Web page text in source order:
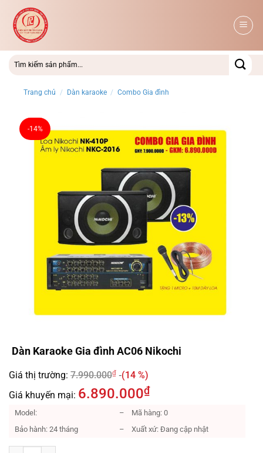
qua
dung
Trang chủ / Dàn karaoke / Combo Gia đình
-14%
Dàn Karaoke Gia đình AC06 Nikochi
Giá thị trường: 7.990.000₫
(14 %)
Giá khuyến mại: 6.890.000₫
Model:
– Mã hàng: 0
Bảo hành: 24 tháng
– Xuất xứ: Đang cập nhật